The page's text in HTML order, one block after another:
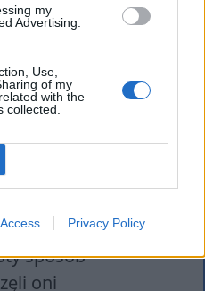
my
Advertising.
Use,
of my
with the
collected.
Privacy Policy
ponadto
na emocje
Tadeusz Bujnicki,
poeta
faktów”,
Jego celem było
odbiorcy i
po to, aby
sposób
oni